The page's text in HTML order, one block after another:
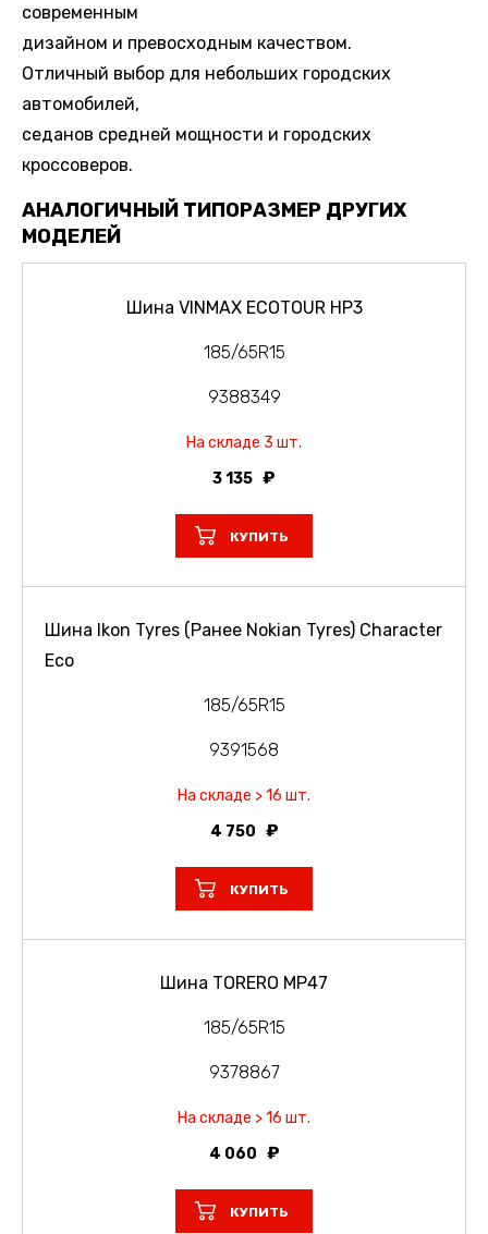
современным
дизайном и превосходным качеством.
Отличный выбор для небольших городских
автомобилей,
седанов средней мощности и городских
кроссоверов.
АНАЛОГИЧНЫЙ ТИПОРАЗМЕР ДРУГИХ
МОДЕЛЕЙ
Шина VINMAX ECOTOUR HP3
185/65R15
9388349
На складе 3 шт.
3 135
КУПИТЬ
Шина Ikon Tyres (Ранее Nokian Tyres) Character
Eco
185/65R15
9391568
На складе > 16 шт.
4 750
КУПИТЬ
Шина TORERO MP47
185/65R15
9378867
На складе > 16 шт.
4 060
КУПИТЬ